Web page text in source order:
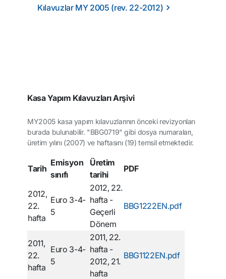
Kılavuzlar MY 2005 (rev. 22-2012)
Kasa Yapım Kılavuzları Arşivi
MY2005 kasa yapım kılavuzlarının önceki revizyonları
burada bulunabilir. "BBG0719" gibi dosya numaraları,
üretim yılını (2007) ve haftasını (19) temsil etmektedir.
Tarih
Emisyon
sınıfı
Üretim
tarihi
PDF
2012,
22.
hafta
Euro 3-4-
5
2012, 22.
hafta -
Geçerli
Dönem
BBG1222EN.pdf
2011,
22.
hafta
Euro 3-4-
5
2011, 22.
hafta -
2012, 21.
hafta
BBG1122EN.pdf